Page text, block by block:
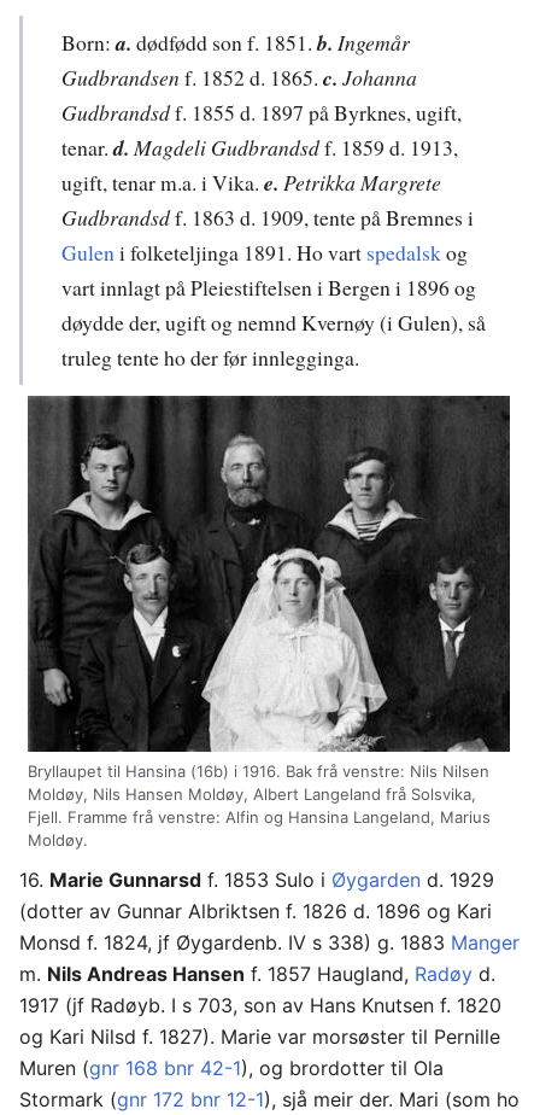
Born:a. dødfødd son f. 1851.b. Ingemår
Gudbrandsen f. 1852 d. 1865. c. Johanna
Gudbrandsdf. 1855 d. 1897 på Byrknes, ugift,
tenar.d. Magdeli Gudbrandsdf. 1859 d. 1913,
ugift, tenar m.a. i Vika. e. Petrikka Margrete
Gudbrandsdf. 1863 d. 1909, tente på Bremnes i
Guleni folketeljinga 1891. Ho vart spedalskog
vart innlagt på Pleiestiftelsen i Bergen i 1896 og
døydde der, ugift og nemnd Kvernøy (i Gulen), så
truleg tente ho der før innlegginga.
Bryllaupet til Hansina (16b) i 1916. Bak frå venstre: Nils Nilsen
Moldøy, Nils Hansen Moldøy, Albert Langeland frå Solsvika,
Fjell. Framme frå venstre: Alfin og Hansina Langeland, Marius
Moldøy.
16. Marie Gunnarsd f. 1853 Sulo i Øygarden d. 1929
(dotter av Gunnar Albriktsen f. 1826 d. 1896 og Kari
Monsd f. 1824, jf Øygardenb. IV s 338) g. 1883 Manger
m. Nils Andreas Hansen f. 1857 Haugland, Radøy d.
1917 (jf Radøyb. I s 703, son av Hans Knutsen f. 1820
og Kari Nilsd f. 1827). Marie var morsøster til Pernille
Muren (gnr 168 bnr 42-1), og brordotter til Ola
Stormark (gnr 172 bnr 12-1), sjå meir der. Mari (som ho